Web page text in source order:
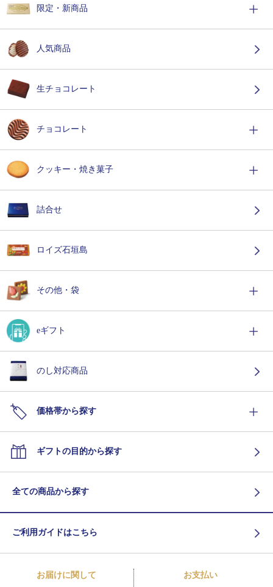
限定・新商品
人気商品
生チョコレート
チョコレート
クッキー・焼き菓子
詰合せ
ロイズ石垣島
その他・袋
eギフト
のし対応商品
価格帯から探す
ギフトの目的から探す
全ての商品から探す
ご利用ガイドはこちら
お届けに関して お支払い